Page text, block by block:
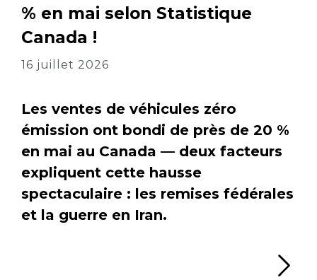
% en mai selon Statistique
Canada !
16 juillet 2026
Les ventes de véhicules zéro
émission ont bondi de près de 20 %
en mai au Canada — deux facteurs
expliquent cette hausse
spectaculaire : les remises fédérales
et la guerre en Iran.